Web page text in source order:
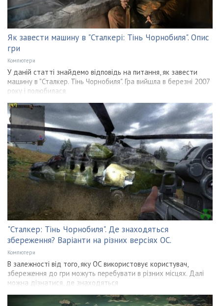
Як завести машину в "Сталкері: Тінь Чорнобиля". Опис
гри
Компютери
У даній статті знайдемо відповідь на питання, як завести
машину в "Сталкер. Тінь Чорнобиля". Гра вийшла в березні 2007
року і полюбилася
"Сталкер: Тінь Чорнобиля". Де знаходяться
збереження? Варіанти на різних версіях ОС.
Компютери
В залежності від того, яку ОС використовує користувач,
збереження до гри можуть перебувати в різних місцях. Далі
можна дізнатися, де знаходяться